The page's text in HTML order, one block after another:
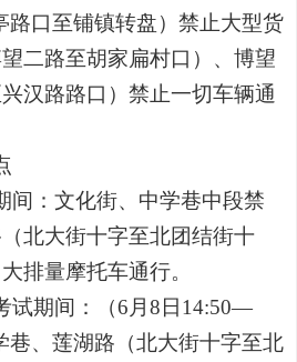
路口至铺镇转盘）禁止大型货
二路至胡家扁村口）、博望
汉路路口）禁止一切车辆通
间：文化街、中学巷中段禁
北大街十字至北团结街十
排量摩托车通行。
试期间：（6月8日14:50—
巷、莲湖路（北大街十字至北